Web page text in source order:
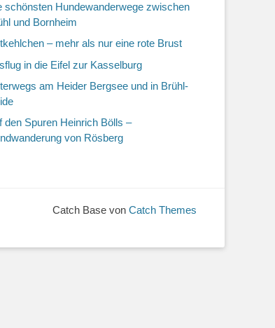
schönsten Hundewanderwege zwischen
und Bornheim
– mehr als nur eine rote Brust
in die Eifel zur Kasselburg
am Heider Bergsee und in Brühl-
den Spuren Heinrich Bölls –
von Rösberg
Catch Base von Catch Themes